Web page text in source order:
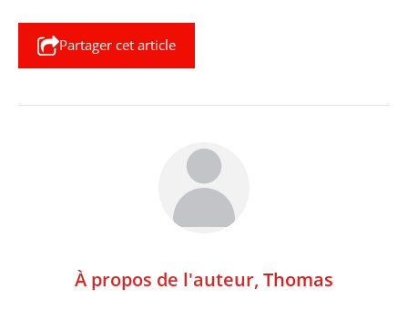
Partager cet article
À propos de l'auteur, Thomas